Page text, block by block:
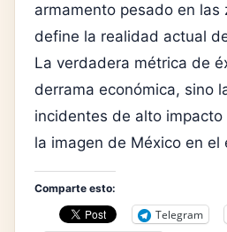
armamento pesado en las
define la realidad actual
La verdadera métrica de
derrama económica, sino
incidentes de alto
la imagen de México en el
Comparte esto:
Telegram